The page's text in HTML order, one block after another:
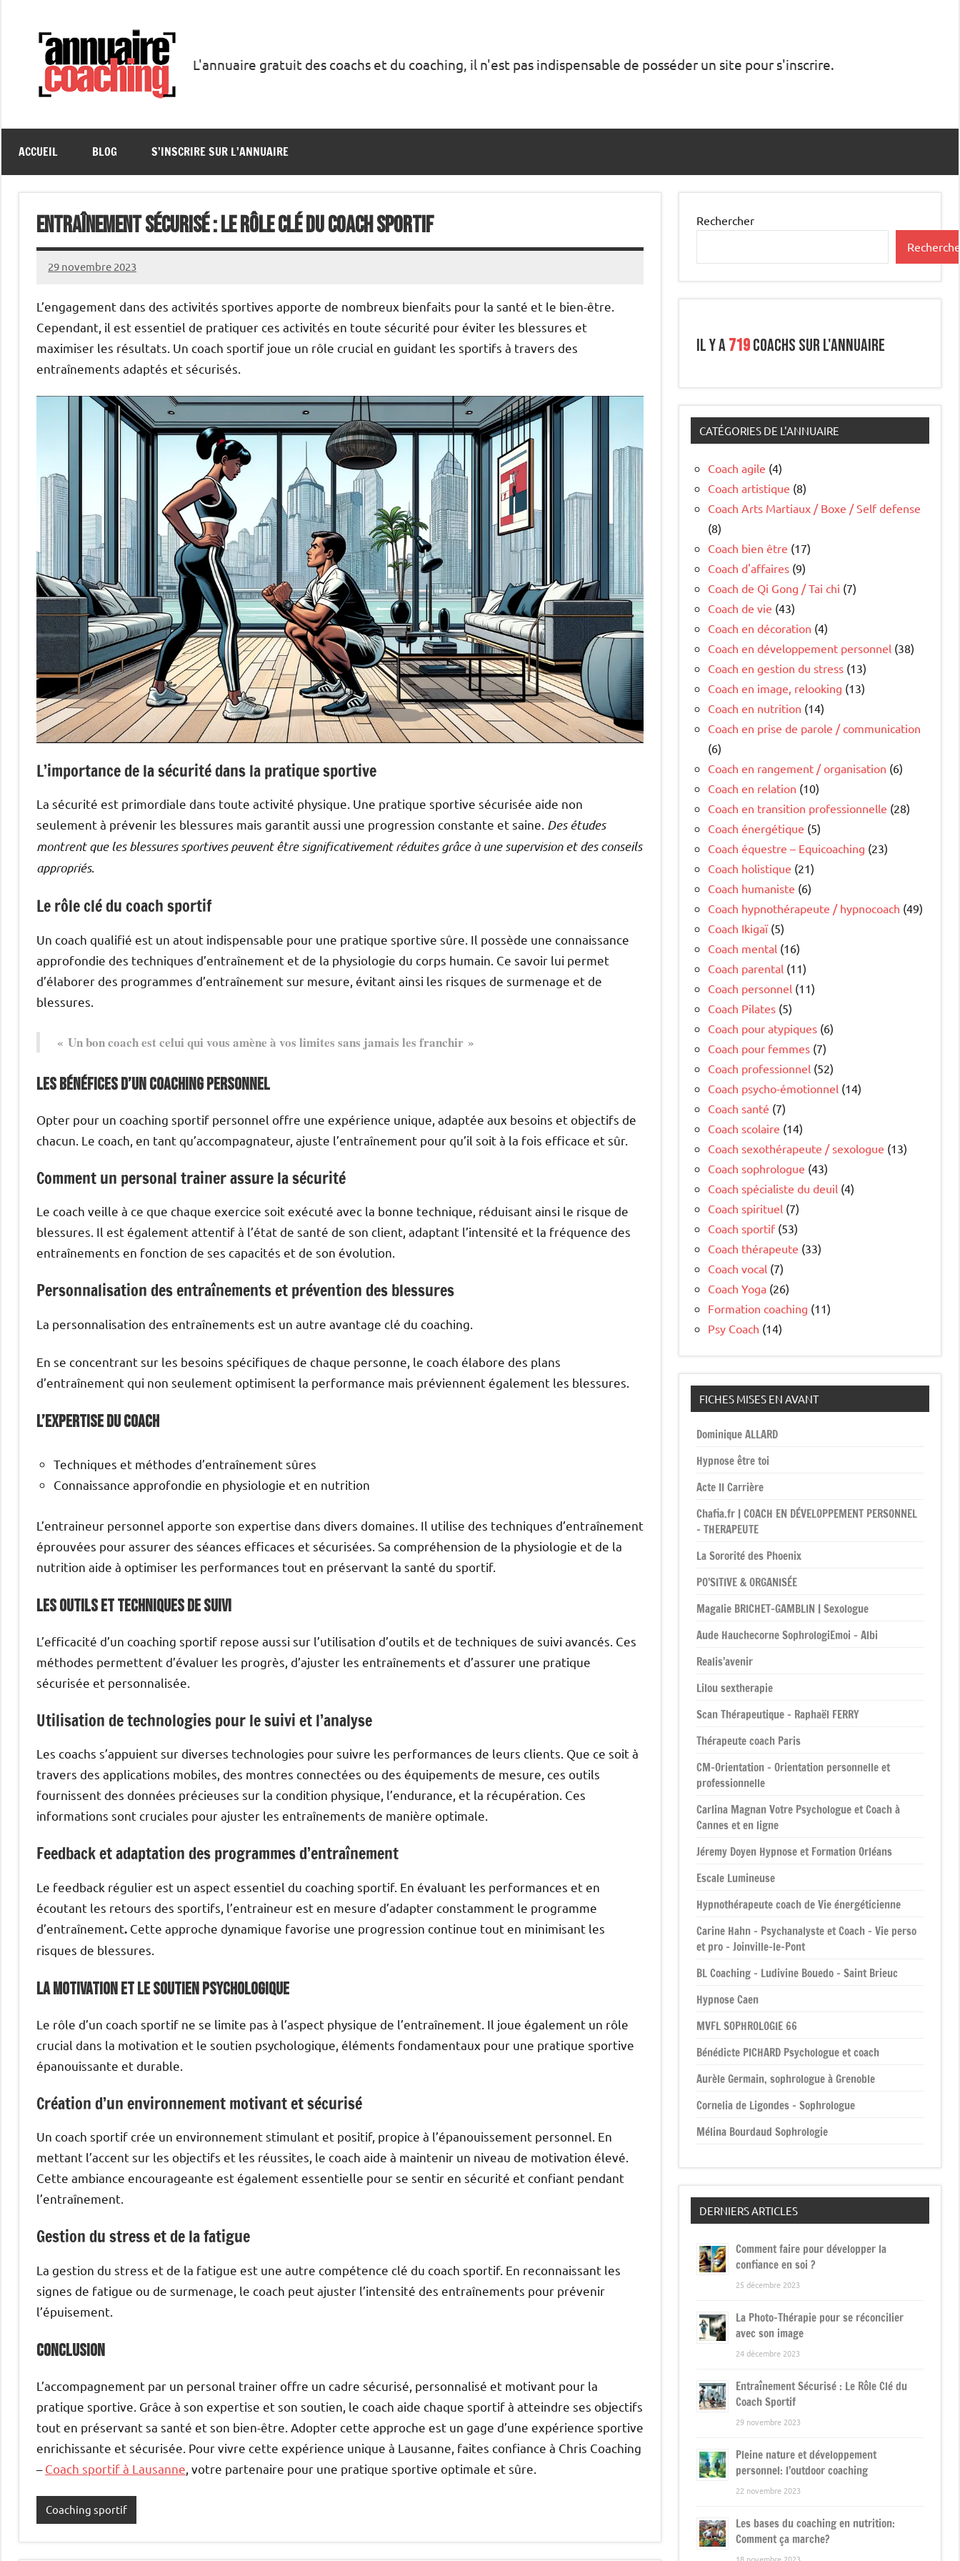
Coaching
L'annuaire gratuit des coachs et du coaching, il n'est pas indispensable de posséder un site pour s'inscrire.
ACCUEIL BLOG S’INSCRIRE SUR L’ANNUAIRE
Entraînement Sécurisé : Le Rôle Clé du Coach Sportif
29 novembre 2023
annuairecoaching
L’engagement dans des activités sportives apporte de nombreux bienfaits pour la santé et le bien-être.
Cependant, il est essentiel de pratiquer ces activités en toute sécurité pour éviter les blessures et
maximiser les résultats. Un coach sportif joue un rôle crucial en guidant les sportifs à travers des
entraînements adaptés et sécurisés.
L’importance de la sécurité dans la pratique sportive
La sécurité est primordiale dans toute activité physique. Une pratique sportive sécurisée aide non
seulement à prévenir les blessures mais garantit aussi une progression constante et saine. Des études
montrent que les blessures sportives peuvent être significativement réduites grâce à une supervision et des conseils
appropriés.
Le rôle clé du coach sportif
Un coach qualifié est un atout indispensable pour une pratique sportive sûre. Il possède une connaissance
approfondie des techniques d’entraînement et de la physiologie du corps humain. Ce savoir lui permet
d’élaborer des programmes d’entraînement sur mesure, évitant ainsi les risques de surmenage et de
blessures.
« Un bon coach est celui qui vous amène à vos limites sans jamais les franchir »
Les bénéfices d’un coaching personnel
Opter pour un coaching sportif personnel offre une expérience unique, adaptée aux besoins et objectifs de
chacun. Le coach, en tant qu’accompagnateur, ajuste l’entraînement pour qu’il soit à la fois efficace et sûr.
Comment un personal trainer assure la sécurité
Le coach veille à ce que chaque exercice soit exécuté avec la bonne technique, réduisant ainsi le risque de
blessures. Il est également attentif à l’état de santé de son client, adaptant l’intensité et la fréquence des
entraînements en fonction de ses capacités et de son évolution.
Personnalisation des entraînements et prévention des blessures
La personnalisation des entraînements est un autre avantage clé du coaching.
En se concentrant sur les besoins spécifiques de chaque personne, le coach élabore des plans
d’entraînement qui non seulement optimisent la performance mais préviennent également les blessures.
L’expertise du coach
Techniques et méthodes d’entraînement sûres
Connaissance approfondie en physiologie et en nutrition
L’entraineur personnel apporte son expertise dans divers domaines. Il utilise des techniques d’entraînement
éprouvées pour assurer des séances efficaces et sécurisées. Sa compréhension de la physiologie et de la
nutrition aide à optimiser les performances tout en préservant la santé du sportif.
Les outils et techniques de suivi
L’efficacité d’un coaching sportif repose aussi sur l’utilisation d’outils et de techniques de suivi avancés. Ces
méthodes permettent d’évaluer les progrès, d’ajuster les entraînements et d’assurer une pratique
sécurisée et personnalisée.
Utilisation de technologies pour le suivi et l’analyse
Les coachs s’appuient sur diverses technologies pour suivre les performances de leurs clients. Que ce soit à
travers des applications mobiles, des montres connectées ou des équipements de mesure, ces outils
fournissent des données précieuses sur la condition physique, l’endurance, et la récupération. Ces
informations sont cruciales pour ajuster les entraînements de manière optimale.
Feedback et adaptation des programmes d’entraînement
Le feedback régulier est un aspect essentiel du coaching sportif. En évaluant les performances et en
écoutant les retours des sportifs, l’entraineur est en mesure d’adapter constamment le programme
d’entraînement. Cette approche dynamique favorise une progression continue tout en minimisant les
risques de blessures.
La motivation et le soutien psychologique
Le rôle d’un coach sportif ne se limite pas à l’aspect physique de l’entraînement. Il joue également un rôle
crucial dans la motivation et le soutien psychologique, éléments fondamentaux pour une pratique sportive
épanouissante et durable.
Création d’un environnement motivant et sécurisé
Un coach sportif crée un environnement stimulant et positif, propice à l’épanouissement personnel. En
mettant l’accent sur les objectifs et les réussites, le coach aide à maintenir un niveau de motivation élevé.
Cette ambiance encourageante est également essentielle pour se sentir en sécurité et confiant pendant
l’entraînement.
Gestion du stress et de la fatigue
La gestion du stress et de la fatigue est une autre compétence clé du coach sportif. En reconnaissant les
signes de fatigue ou de surmenage, le coach peut ajuster l’intensité des entraînements pour prévenir
l’épuisement.
Conclusion
L’accompagnement par un personal trainer offre un cadre sécurisé, personnalisé et motivant pour la
pratique sportive. Grâce à son expertise et son soutien, le coach aide chaque sportif à atteindre ses objectifs
tout en préservant sa santé et son bien-être. Adopter cette approche est un gage d’une expérience sportive
enrichissante et sécurisée. Pour vivre cette expérience unique à Lausanne, faites confiance à Chris Coaching
–Coach sportif à Lausanne , votre partenaire pour une pratique sportive optimale et sûre.
Coaching sportif
Rechercher
Il y a719coachs sur l'annuaire
CATÉGORIES DE L'ANNUAIRE
Coach agile (4)
Coach artistique (8)
Coach Arts Martiaux / Boxe / Self defense
(8)
Coach bien être (17)
Coach d'affaires (9)
Coach de Qi Gong / Tai chi (7)
Coach de vie (43)
Coach en décoration (4)
Coach en développement personnel (38)
Coach en gestion du stress (13)
Coach en image, relooking (13)
Coach en nutrition (14)
Coach en prise de parole / communication
(6)
Coach en rangement / organisation (6)
Coach en relation (10)
Coach en transition professionnelle (28)
Coach énergétique (5)
Coach équestre – Equicoaching (23)
Coach holistique (21)
Coach humaniste (6)
Coach hypnothérapeute / hypnocoach (49)
Coach Ikigaï(5)
Coach mental (16)
Coach parental (11)
Coach personnel (11)
Coach Pilates (5)
Coach pour atypiques (6)
Coach pour femmes (7)
Coach professionnel (52)
Coach psycho-émotionnel (14)
Coach santé (7)
Coach scolaire (14)
Coach sexothérapeute / sexologue (13)
Coach sophrologue (43)
Coach spécialiste du deuil (4)
Coach spirituel (7)
Coach sportif(53)
Coach thérapeute (33)
Coach vocal (7)
Coach Yoga (26)
Formation coaching (11)
Psy Coach (14)
FICHES MISES EN AVANT
Dominique ALLARD
Hypnose être toi
Acte II Carrière
Chafia.fr | COACH EN DÉVELOPPEMENT PERSONNEL
– THERAPEUTE
La Sororité des Phoenix
PO’SITIVE & ORGANISÉE
Magalie BRICHET-GAMBLIN | Sexologue
Aude Hauchecorne SophrologiEmoi – Albi
Realis’avenir
Lilou sextherapie
Scan Thérapeutique – Raphaël FERRY
Thérapeute coach Paris
CM-Orientation – Orientation personnelle et
professionnelle
Carlina Magnan Votre Psychologue et Coach à
Cannes et en ligne
Jéremy Doyen Hypnose et Formation Orléans
Escale Lumineuse
Hypnothérapeute coach de Vie énergéticienne
Carine Hahn – Psychanalyste et Coach – Vie perso
et pro – Joinville-le-Pont
BL Coaching – Ludivine Bouedo – Saint Brieuc
Hypnose Caen
MVFL SOPHROLOGIE 66
Bénédicte PICHARD Psychologue et coach
Aurèle Germain, sophrologue à Grenoble
Cornelia de Ligondes – Sophrologue
Mélina Bourdaud Sophrologie
DERNIERS ARTICLES
Comment faire pour développer la
confiance en soi ?
25 décembre 2023
La Photo-Thérapie pour se réconcilier
avec son image
24 décembre 2023
Entraînement Sécurisé : Le Rôle Clé du
Coach Sportif
29 novembre 2023
Pleine nature et développement
personnel: l’outdoor coaching
22 novembre 2023
Les bases du coaching en nutrition:
Comment ça marche?